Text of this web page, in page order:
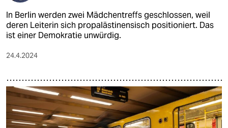
In Berlin werden zwei Mädchentreffs geschlossen, weil
deren Leiterin sich propalästinensisch positioniert. Das
ist einer Demokratie unwürdig.
24.4.2024